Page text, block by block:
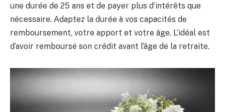
une durée de 25 ans et de payer plus d’intérêts que
nécessaire. Adaptez la durée à vos capacités de
remboursement, votre apport et votre âge. L’idéal est
d’avoir remboursé son crédit avant l’âge de la retraite.